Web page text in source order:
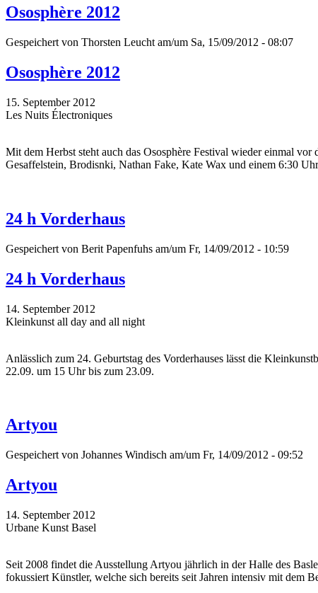
Ososphère 2012
Gespeichert von Thorsten Leucht am/um Sa, 15/09/2012 - 08:07
Ososphère 2012
15. September 2012
Les Nuits Électroniques
Mit dem Herbst steht auch das Ososphère Festival wieder einmal
Gesaffelstein, Brodisnki, Nathan Fake, Kate Wax und einem 6:30
24 h Vorderhaus
Gespeichert von Berit Papenfuhs am/um Fr, 14/09/2012 - 10:59
24 h Vorderhaus
14. September 2012
Kleinkunst all day and all night
Anlässlich zum 24. Geburtstag des Vorderhauses lässt die
22.09. um 15 Uhr bis zum 23.09.
Artyou
Gespeichert von Johannes Windisch am/um Fr, 14/09/2012 - 09:52
Artyou
14. September 2012
Urbane Kunst Basel
Seit 2008 findet die Ausstellung Artyou jährlich in der Halle des
fokussiert Künstler, welche sich bereits seit Jahren intensiv mit dem